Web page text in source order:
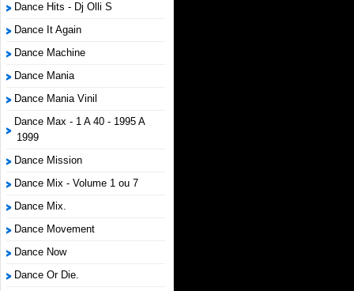
Dance Hits - Dj Olli S
Dance It Again
Dance Machine
Dance Mania
Dance Mania Vinil
Dance Max - 1 A 40 - 1995 A
1999
Dance Mission
Dance Mix - Volume 1 ou 7
Dance Mix.
Dance Movement
Dance Now
Dance Or Die.